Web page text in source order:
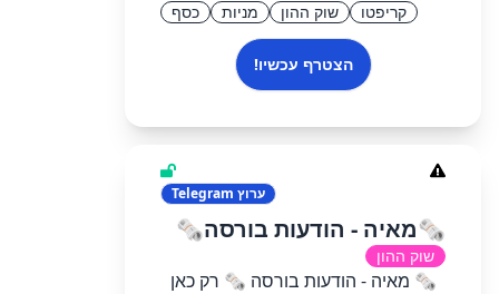
קריפטו שוק ההון מניות כסף
הצטרף עכשיו!
ערוץ
🗞מאיה - הודעות בורסה🗞
שוק ההון
🗞 מאיה - הודעות בורסה 🗞 רק כאן